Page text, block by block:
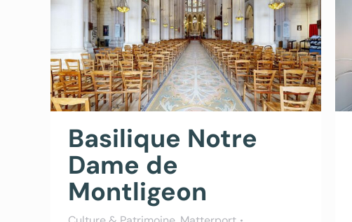
Basilique Notre
Dame de
Montligeon